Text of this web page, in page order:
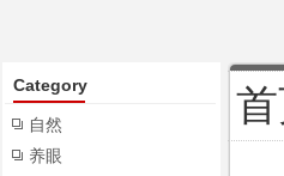
Category
自然
养眼